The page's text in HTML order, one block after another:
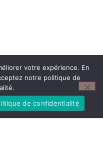
votre expérience. En
notre politique de
de confidentialité